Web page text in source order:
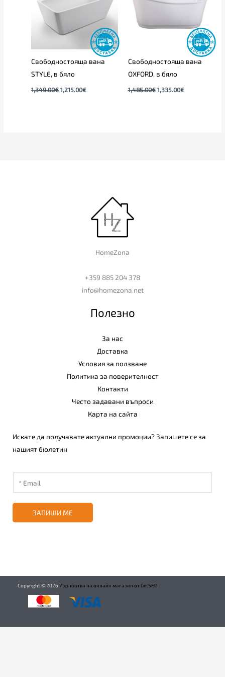
Свободностояща вана
STYLE, в бяло
1,349.00€ 1,215.00€
Свободностояща вана
OXFORD, в бяло
1,485.00€ 1,335.00€
HomeZona
+359 885 204 378
info@homezona.net
Полезно
За нас
Доставка
Условия за ползване
Политика за поверителност
Контакти
Често задавани въпроси
Карта на сайта
Искате да получавате актуални промоции? Запишете се за
нашият бюлетин
ЗАПИШИ МЕ
Copyright ©2026 Изработка на онлайн магазин от GetSEO